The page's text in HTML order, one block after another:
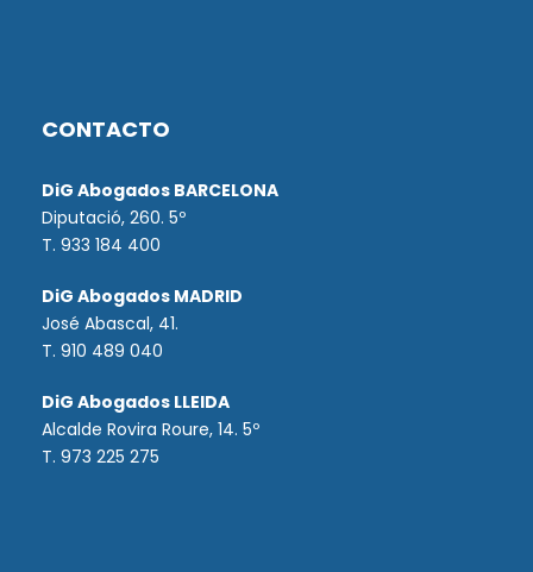
CONTACTO
DiG Abogados BARCELONA
Diputació, 260. 5º
T. 933 184 400
DiG Abogados MADRID
José Abascal, 41.
T. 910 489 040
DiG Abogados LLEIDA
Alcalde Rovira Roure, 14. 5º
T. 973 225 275